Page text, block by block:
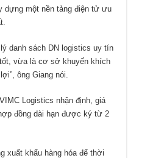
dựng một nền tảng điện tử ưu
danh sách DN logistics uy tín
vừa là cơ sở khuyến khích
ông Giang nói.
Logistics nhận định, giá
đồng dài hạn được ký từ 2
xuất khẩu hàng hóa để thời